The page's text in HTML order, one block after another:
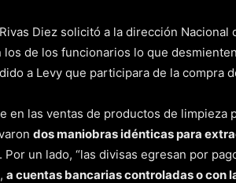
Diez solicitó a la dirección
de los funcionarios lo que
a Levy que participara de la compra
en las ventas de productos de
dos maniobras idénticas para
. Por un lado, “las divisas egresan por
a cuentas bancarias controladas o con